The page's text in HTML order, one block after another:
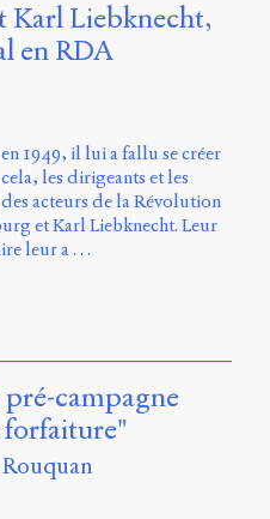
Karl Liebknecht,
en RDA
1949, il lui a fallu se créer
les dirigeants et les
acteurs de la Révolution
et Karl Liebknecht. Leur
leur a …
campagne
forfaiture"